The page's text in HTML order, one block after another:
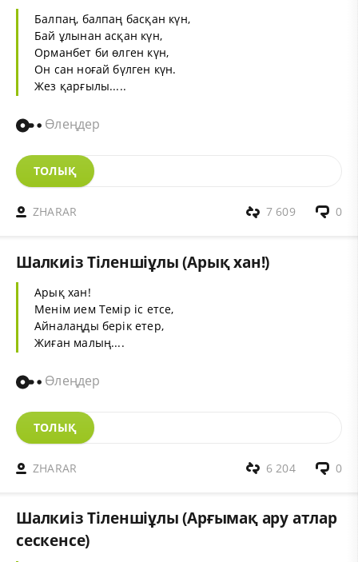
Балпаң, балпаң басқан күн,
Бай ұлынан асқан күн,
Орманбет би өлген күн,
Он сан ноғай бүлген күн.
Жез қарғылы.....
Өлеңдер
ТОЛЫҚ
ZHARAR 0
7 609
Шалкиіз Тіленшіұлы (Арық хан!)
Арық хан!
Менім ием Темір іс етсе,
Айналаңды берік етер,
Жиған малың....
Өлеңдер
ТОЛЫҚ
ZHARAR 0
6 204
Шалкиіз Тіленшіұлы (Арғымақ ару атлар
сескенсе)